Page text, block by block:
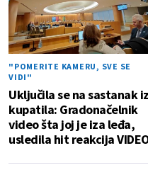
"POMERITE KAMERU, SVE SE
VIDI"
Uključila se na sastanak iz
kupatila: Gradonačelnik
video šta joj je iza leđa,
usledila hit reakcija